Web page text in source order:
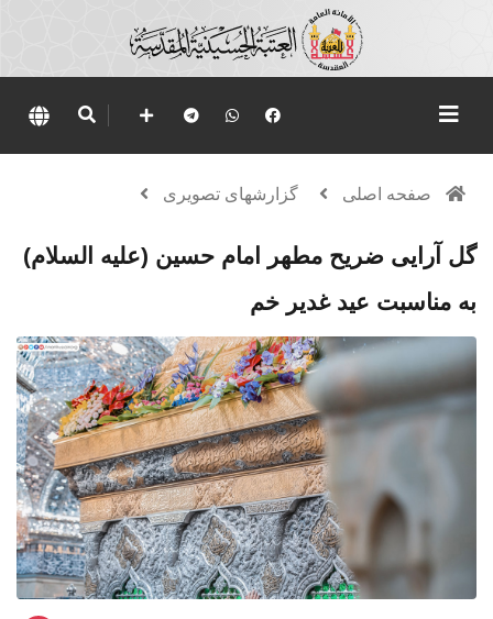
صفحه اصلی گزارشهای تصویری
گل آرایی ضریح مطهر امام حسین (علیه السلام)
به مناسبت عید غدیر خم